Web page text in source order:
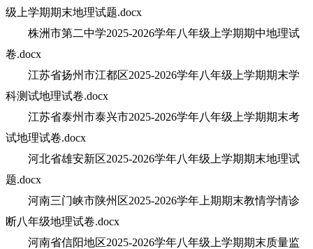
级上学期期末地理试题.docx
株洲市第二中学2025-2026学年八年级上学期期中地理试
卷.docx
江苏省扬州市江都区2025-2026学年八年级上学期期末学
科测试地理试卷.docx
江苏省泰州市泰兴市2025-2026学年八年级上学期期末考
试地理试卷.docx
河北省雄安新区2025-2026学年八年级上学期期末地理试
题.docx
河南三门峡市陕州区2025-2026学年上期期末教情学情诊
断八年级地理试卷.docx
河南省信阳地区2025-2026学年八年级上学期期末质量监